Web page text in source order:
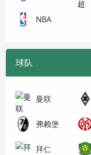
NBA
球队
曼联
弗赖堡
拜仁